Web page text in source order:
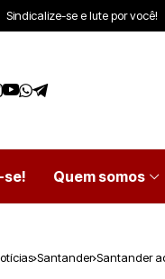
Sindicalize-se e lute por você!
se! Quem somos
Santander Santander